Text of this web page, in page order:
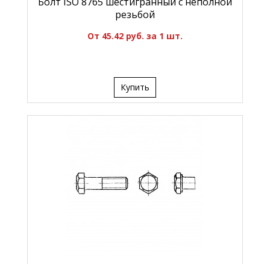
резьбой
От 45.42 руб. за 1 шт.
Купить